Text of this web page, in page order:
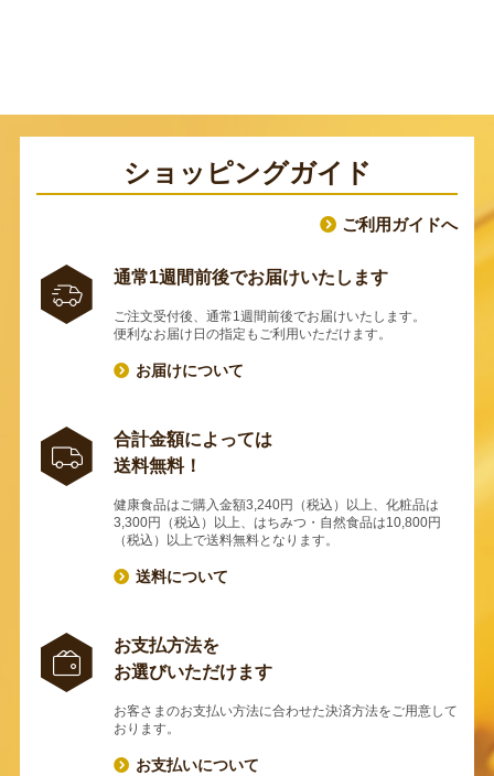
ショッピングガイド
ご利用ガイドへ
通常1週間前後でお届けいたします
ご注文受付後、通常1週間前後でお届けいたします。
便利なお届け日の指定もご利用いただけます。
お届けについて
合計金額によっては
送料無料！
健康食品はご購入金額3,240円（税込）以上、化粧品は
3,300円（税込）以上、はちみつ・自然食品は10,800円
（税込）以上で送料無料となります。
送料について
お支払方法を
お選びいただけます
お客さまのお支払い方法に合わせた決済方法をご用意して
おります。
お支払いについて